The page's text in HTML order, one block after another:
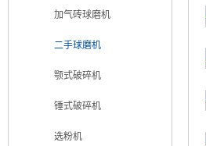
加气砖球磨机
二手球磨机
颚式破碎机
锤式破碎机
选粉机